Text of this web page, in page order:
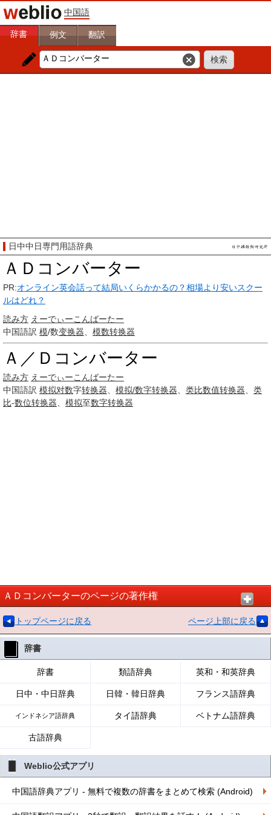
中国語
辞書 例文 翻訳
日中中日専門用語辞典
ＡＤコンバーター
PR:オンライン英会話って結局いくらかかるの？相場より安いスクー
ルはどれ？
読み方 えーでぃーこんばーたー
中国語訳 模/数变换器 模数转换器
Ａ／Ｄコンバーター
読み方 えーでぃーこんばーたー
中国語訳 模拟对数字转换器 模拟/数字转换器 类比数值转换器
类
比-数位转换器 模拟至数字转换器
ＡＤコンバーターのページの著作権
トップページに戻る ページ上部に戻る
辞書
辞書 類語辞典 英和・和英辞典
日中・中日辞典 日韓・韓日辞典 フランス語辞典
インドネシア語辞典 タイ語辞典 ベトナム語辞典
古語辞典
Weblio公式アプリ
中国語辞典アプリ - 無料で複数の辞書をまとめて検索 (Android)